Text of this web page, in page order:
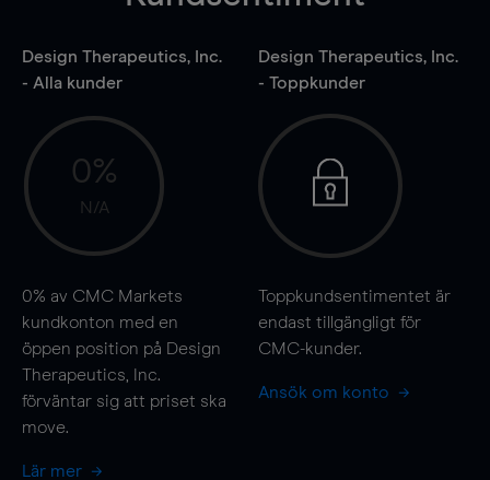
Design Therapeutics, Inc.
- Alla kunder
0%
N/A
0% av CMC Markets
kundkonton med en
öppen position på Design
Therapeutics, Inc.
förväntar sig att priset ska
move.
Lär mer
Design Therapeutics, Inc.
- Toppkunder
Toppkundsentimentet är
endast tillgängligt för
CMC-kunder.
Ansök om konto